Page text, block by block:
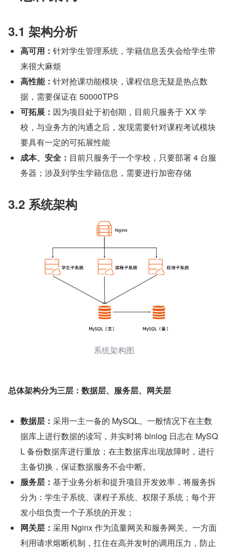
3.1 架构分析
高可用： 针对学生管理系统，学籍信息丢失会给学生带
来很大麻烦
高性能： 针对抢课功能模块，课程信息无疑是热点数
据，需要保证在 50000TPS
可拓展： 因为项目处于初创期，目前只服务于 XX 学
校，与业务方的沟通之后，发现需要针对课程考试模块
要具有一定的可拓展性能
成本、安全： 目前只服务于一个学校，只要部署 4 台服
务器；涉及到学生学籍信息，需要进行加密存储
3.2 系统架构
系统架构图
总体架构分为三层：数据层、服务层、网关层
数据层： 采用一主一备的 MySQL。一般情况下在主数
据库上进行数据的读写，并实时将 binlog 日志在 MySQ
L 备份数据库进行重放；在主数据库出现故障时，进行
主备切换，保证数据服务不会中断。
服务层： 基于业务分析和提升项目开发效率，将服务拆
分为：学生子系统、课程子系统、权限子系统；每个开
发小组负责一个子系统的开发；
网关层： 采用 Nginx 作为流量网关和服务网关。一方面
利用请求熔断机制，扛住在高并发时的调用压力，防止